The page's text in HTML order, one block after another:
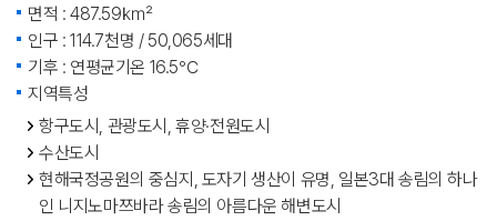
면적 : 487.59㎢
인구 : 114.7천명 / 50,065세대
기후 : 연평균기온 16.5℃
지역특성
항구도시, 관광도시, 휴양·전원도시
수산도시
현해국정공원의 중심지, 도자기 생산이 유명, 일본3대 송림의 하나
인 니지노마쯔바라 송림의 아름다운 해변도시